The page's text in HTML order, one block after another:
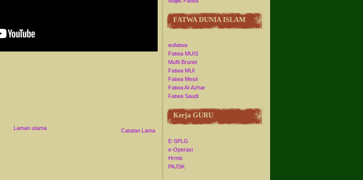
Catatan Lama
Laman utama
FATWA DUNIA ISLAM
eufatwa
Fatwa MUIS
Mufti Brunei
Fatwa MUI
Fatwa Mesir
Fatwa Al-Azhar
Fatwa Saudi
Kerja GURU
E-SPLG
e-Operasi
Hrmis
PAJSK